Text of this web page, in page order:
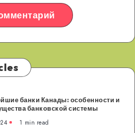
банки Канады: особенности и
банковской системы
1 min read